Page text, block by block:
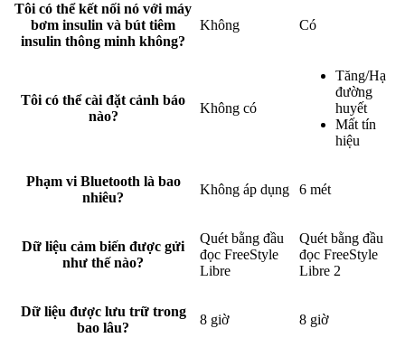
Tôi có thể kết nối nó với máy
bơm insulin và bút tiêm
insulin thông minh không?
Không Có
Tôi có thể cài đặt cảnh báo
nào?
Không có
Tăng/Hạ
đường
huyết
Mất tín
hiệu
Phạm vi Bluetooth là bao
nhiêu?
Không áp dụng 6 mét
Dữ liệu cảm biến được gửi
như thế nào?
Quét bằng đầu
đọc FreeStyle
Libre
Quét bằng đầu
đọc FreeStyle
Libre 2
Dữ liệu được lưu trữ trong
bao lâu?
8 giờ 8 giờ